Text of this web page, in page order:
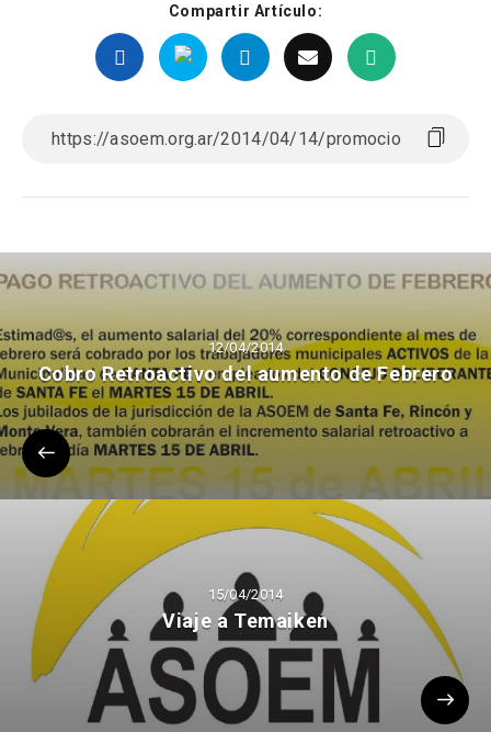
Compartir Artículo:
12/04/2014
Cobro Retroactivo del aumento de Febrero
15/04/2014
Viaje a Temaiken